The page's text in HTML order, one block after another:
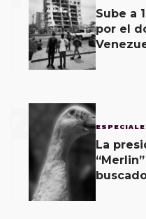
Sube a
por el
2
La